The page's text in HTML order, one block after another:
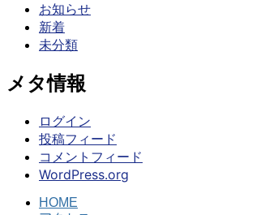
お知らせ
新着
未分類
メタ情報
ログイン
投稿フィード
コメントフィード
WordPress.org
HOME